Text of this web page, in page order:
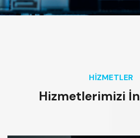
HIZMETLER
Hizmetlerimizi İn